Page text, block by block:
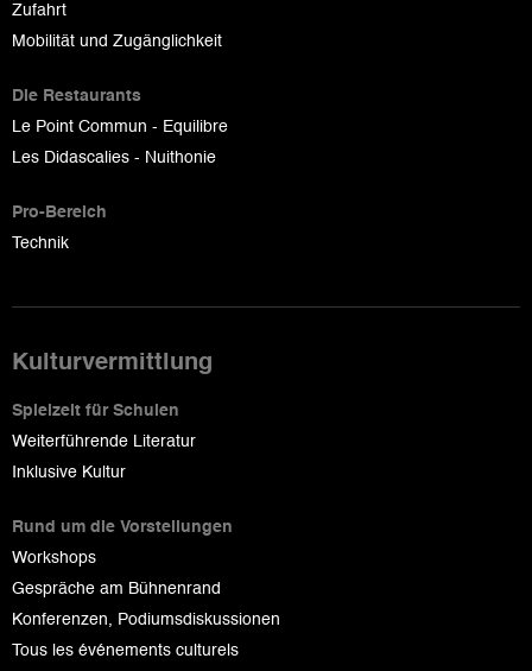
Zufahrt
Mobilität und Zugänglichkeit
Die Restaurants
Le Point Commun - Equilibre
Les Didascalies - Nuithonie
Pro-Bereich
Technik
Kulturvermittlung
Spielzeit für Schulen
Weiterführende Literatur
Inklusive Kultur
Rund um die Vorstellungen
Workshops
Gespräche am Bühnenrand
Konferenzen, Podiumsdiskussionen
Tous les événements culturels